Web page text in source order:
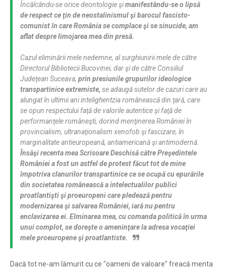
Încălcându-se orice deontologie şimanifestându-se o lipsă
de respect ce ţin de neostalinismul şi barocul fascisto-
comunist în care România se complace şi se sinucide, am
aflat despre limojarea mea din presă.
Cazul eliminării mele nedemne, al surghiunirii mele de către
Directorul Bibliotecii Bucovinei, dar şi de către Consiliul
Judeţean Suceava, prin presiunile grupurilor ideologice
transpartinice extremiste, se adaugă sutelor de cazuri care au
alungat în ultimii ani intelighentzia românească din ţară, care
se opun respectului faţă de valorile autentice şi faţă de
performanţele româneşti, dorind menţinerea României în
provincialism, ultranaţionalism xenofob şi fascizare, în
marginalitate antieuropeană, antiamericană şi antimodernă.
Însăşi recenta mea Scrisoare Deschisă către Preşedintele
României a fost un astfel de protest făcut tot de mine
împotriva clanurilor transpartinice ce se ocupă cu epurările
din societatea românească a intelectualilor publici
proatlantişti şi proeuropeni care pledează pentru
modernizarea şi salvarea României, iară nu pentru
enclavizarea ei. Elminarea mea, cu comanda politică în urma
unui complot, se doreşte o ameninţare la adresa vocaţiei
mele proeuropene şi proatlantiste.
Dacă tot ne-am lămurit cu ce "oameni de valoare" freacă menta